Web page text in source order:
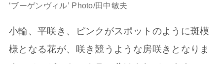
‘ブーゲンヴィル’ Photo/田中敏夫
小輪、平咲き、ピンクがスポットのように斑模
様となる花が、咲き競うような房咲きとなりま